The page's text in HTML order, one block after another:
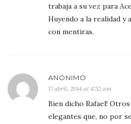
trabaja a su vez para
Huyendo a la realidad y
con mentiras.
ANÓNIMO
17 abril, 2014 at 4:52 am
Bien dicho Rafael!
elegantes que, no por